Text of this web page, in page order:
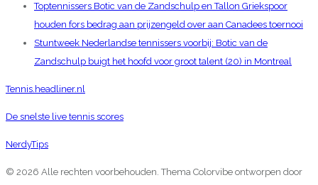
Toptennissers Botic van de Zandschulp en Tallon Griekspoor
houden fors bedrag aan prijzengeld over aan Canadees toernooi
Stuntweek Nederlandse tennissers voorbij: Botic van de
Zandschulp buigt het hoofd voor groot talent (20) in Montreal
Tennis.headliner.nl
De snelste live tennis scores
NerdyTips
© 2026 Alle rechten voorbehouden. Thema Colorvibe ontworpen door